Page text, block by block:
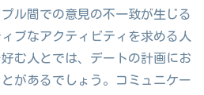
ル間での意見の不一致が生じる
ブなアクティビティを求める人
む人とでは、デートの計画にお
があるでしょう。コミュニケー